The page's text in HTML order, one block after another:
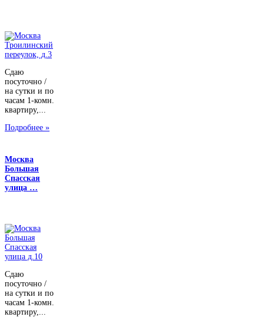
Сдаю
посуточно /
на сутки и по
часам 1-комн.
квартиру,...
Подробнее »
Москва
Большая
Спасская
улица …
Сдаю
посуточно /
на сутки и по
часам 1-комн.
квартиру,...